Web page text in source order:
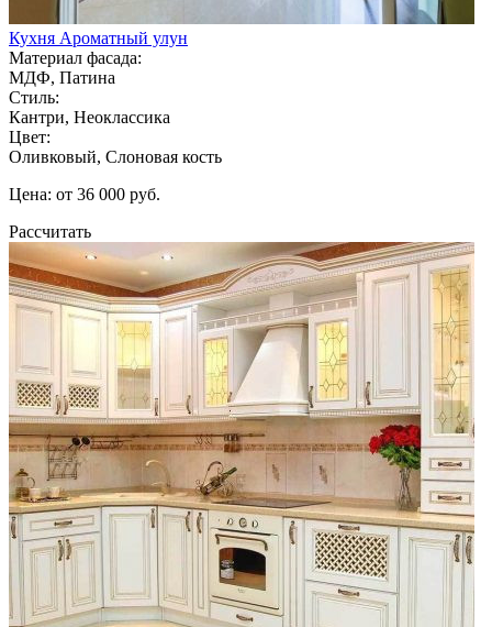
Кухня Ароматный улун
Материал фасада:
МДФ, Патина
Стиль:
Кантри, Неоклассика
Цвет:
Оливковый, Слоновая кость
Цена: от 36 000 руб.
Рассчитать